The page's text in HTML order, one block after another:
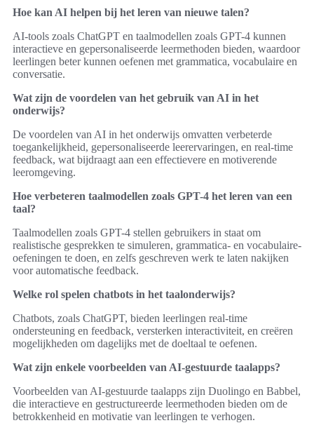
Hoe kan AI helpen bij het leren van nieuwe talen?
AI-tools zoals ChatGPT en taalmodellen zoals GPT-4 kunnen
interactieve en gepersonaliseerde leermethoden bieden, waardoor
leerlingen beter kunnen oefenen met grammatica, vocabulaire en
conversatie.
Wat zijn de voordelen van het gebruik van AI in het
onderwijs?
De voordelen van AI in het onderwijs omvatten verbeterde
toegankelijkheid, gepersonaliseerde leerervaringen, en real-time
feedback, wat bijdraagt aan een effectievere en motiverende
leeromgeving.
Hoe verbeteren taalmodellen zoals GPT-4 het leren van een
taal?
Taalmodellen zoals GPT-4 stellen gebruikers in staat om
realistische gesprekken te simuleren, grammatica- en vocabulaire-
oefeningen te doen, en zelfs geschreven werk te laten nakijken
voor automatische feedback.
Welke rol spelen chatbots in het taalonderwijs?
Chatbots, zoals ChatGPT, bieden leerlingen real-time
ondersteuning en feedback, versterken interactiviteit, en creëren
mogelijkheden om dagelijks met de doeltaal te oefenen.
Wat zijn enkele voorbeelden van AI-gestuurde taalapps?
Voorbeelden van AI-gestuurde taalapps zijn Duolingo en Babbel,
die interactieve en gestructureerde leermethoden bieden om de
betrokkenheid en motivatie van leerlingen te verhogen.